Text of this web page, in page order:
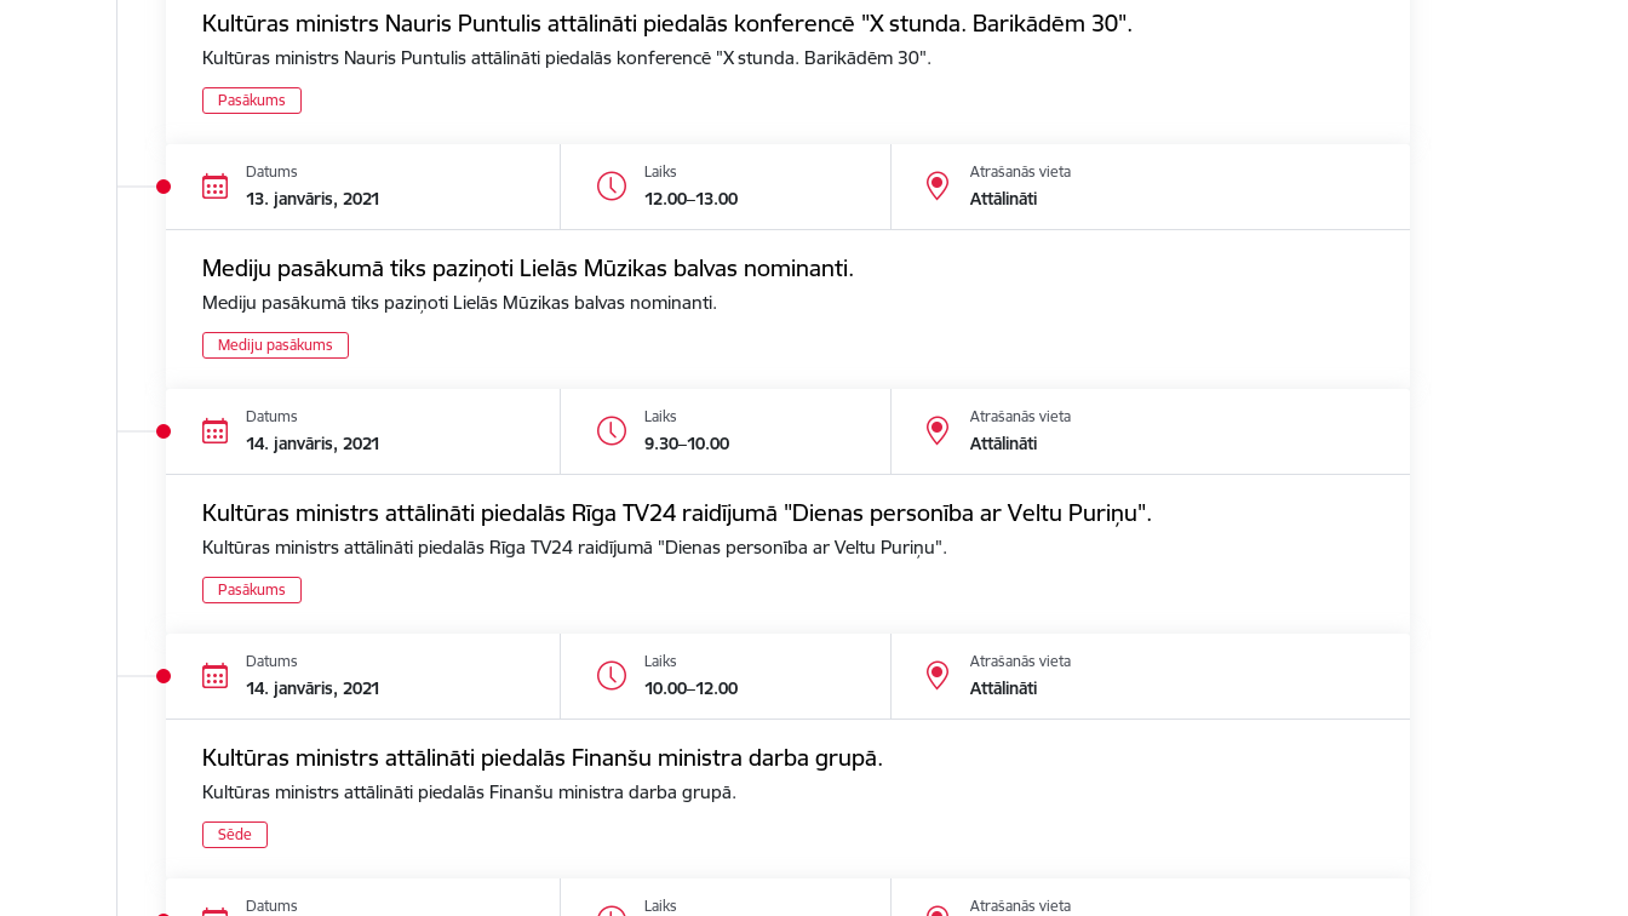
Kultūras ministrs Nauris Puntulis attālināti piedalās konferencē "X stunda. Barikādēm 30".
Kultūras ministrs Nauris Puntulis attālināti piedalās konferencē "X stunda. Barikādēm 30".
Pasākums
Datums
13. janvāris, 2021
Laiks
12.00–13.00
Atrašanās vieta
Attālināti
Mediju pasākumā tiks paziņoti Lielās Mūzikas balvas nominanti.
Mediju pasākumā tiks paziņoti Lielās Mūzikas balvas nominanti.
Mediju pasākums
Datums
14. janvāris, 2021
Laiks
9.30–10.00
Atrašanās vieta
Attālināti
Kultūras ministrs attālināti piedalās Rīga TV24 raidījumā "Dienas personība ar Veltu Puriņu".
Kultūras ministrs attālināti piedalās Rīga TV24 raidījumā "Dienas personība ar Veltu Puriņu".
Pasākums
Datums
14. janvāris, 2021
Laiks
10.00–12.00
Atrašanās vieta
Attālināti
Kultūras ministrs attālināti piedalās Finanšu ministra darba grupā.
Kultūras ministrs attālināti piedalās Finanšu ministra darba grupā.
Sēde
Datums Laiks Atrašanās vieta